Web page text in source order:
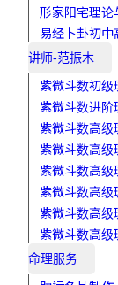
形家阳宅理论
易经卜卦初
讲师-范振木
紫微斗数初级
紫微斗数进阶
紫微斗数高
紫微斗数高
紫微斗数高
紫微斗数高
紫微斗数高
紫微斗数高
命理服务